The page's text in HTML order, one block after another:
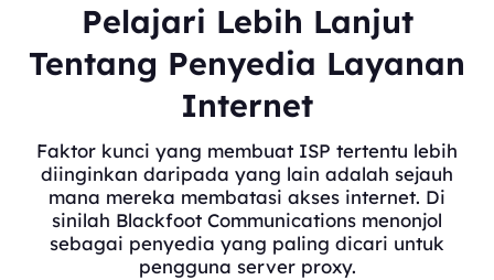
Pelajari Lebih Lanjut
Tentang Penyedia Layanan
Internet
Faktor kunci yang membuat ISP tertentu lebih
diinginkan daripada yang lain adalah sejauh
mana mereka membatasi akses internet. Di
sinilah Blackfoot Communications menonjol
sebagai penyedia yang paling dicari untuk
pengguna server proxy.